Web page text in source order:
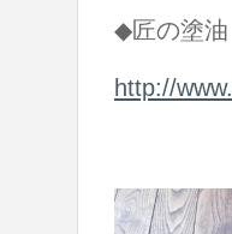
◆匠の塗油
http://